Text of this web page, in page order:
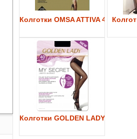
Колготки OMSA ATTIVA 40
Колготки GOLDEN LADY My